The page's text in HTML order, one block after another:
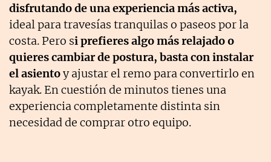
disfrutando de una experiencia más activa,
ideal para travesías tranquilas o paseos por la
costa. Pero si prefieres algo más relajado o
quieres cambiar de postura, basta con instalar
el asientoy ajustar el remo para convertirlo en
kayak. En cuestión de minutos tienes una
experiencia completamente distinta sin
necesidad de comprar otro equipo.